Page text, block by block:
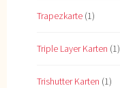
Trapezkarte (1)
Triple Layer Karten (1)
Trishutter Karten (1)